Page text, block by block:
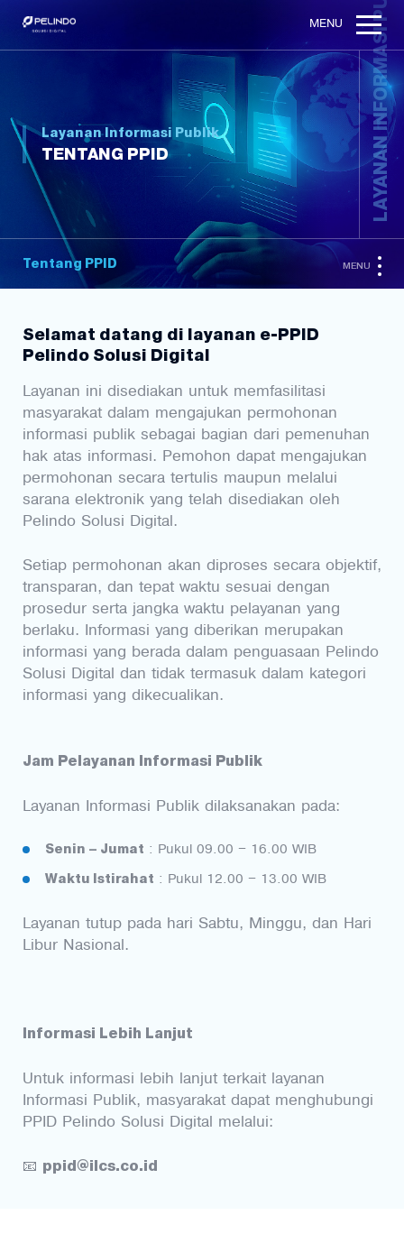
MENU
Layanan Informasi Publik
TENTANG PPID LAYANAN INFORMASI PUBLIK
Tentang PPID MENU
Selamat datang di layanan e-PPID
Pelindo Solusi Digital
Layanan ini disediakan untuk memfasilitasi
masyarakat dalam mengajukan permohonan
informasi publik sebagai bagian dari pemenuhan
hak atas informasi. Pemohon dapat mengajukan
permohonan secara tertulis maupun melalui
sarana elektronik yang telah disediakan oleh
Pelindo Solusi Digital.
Setiap permohonan akan diproses secara objektif,
transparan, dan tepat waktu sesuai dengan
prosedur serta jangka waktu pelayanan yang
berlaku. Informasi yang diberikan merupakan
informasi yang berada dalam penguasaan Pelindo
Solusi Digital dan tidak termasuk dalam kategori
informasi yang dikecualikan.
Jam Pelayanan Informasi Publik
Layanan Informasi Publik dilaksanakan pada:
Senin – Jumat : Pukul 09.00 – 16.00 WIB
Waktu Istirahat : Pukul 12.00 – 13.00 WIB
Layanan tutup pada hari Sabtu, Minggu, dan Hari
Libur Nasional.
Informasi Lebih Lanjut
Untuk informasi lebih lanjut terkait layanan
Informasi Publik, masyarakat dapat menghubungi
PPID Pelindo Solusi Digital melalui:
📧 ppid@ilcs.co.id